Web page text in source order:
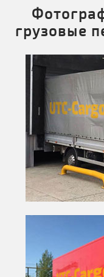
грузовые